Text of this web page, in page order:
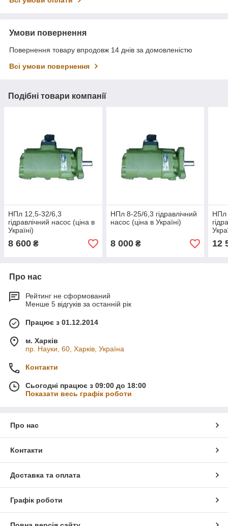
Умови повернення
Повернення товару впродовж 14 днів за домовленістю
Всі умови повернення
Подібні товари компанії
НПл 12,5-32/6,3
гідравлічний насос (ціна в
Україні)
8 600 ₴
НПл 8-25/6,3 гідравлічний
насос (ціна в Україні)
8 000₴
НПл
12
Про нас
Рейтинг не сформований
Менше 5 відгуків за останній рік
Працює з 01.12.2014
м. Харків
пр. Науки, 60, Харків, Україна
Контакти
Сьогодні працює з 09:00 до 18:00
Показати весь графік роботи
Про нас
Контакти
Доставка та оплата
Графік роботи